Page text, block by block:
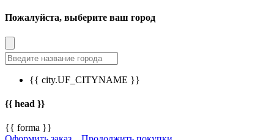
Пожалуйста, выберите ваш город
{{ city.UF_CITYNAME }}
{{ head }}
{{ forma }}